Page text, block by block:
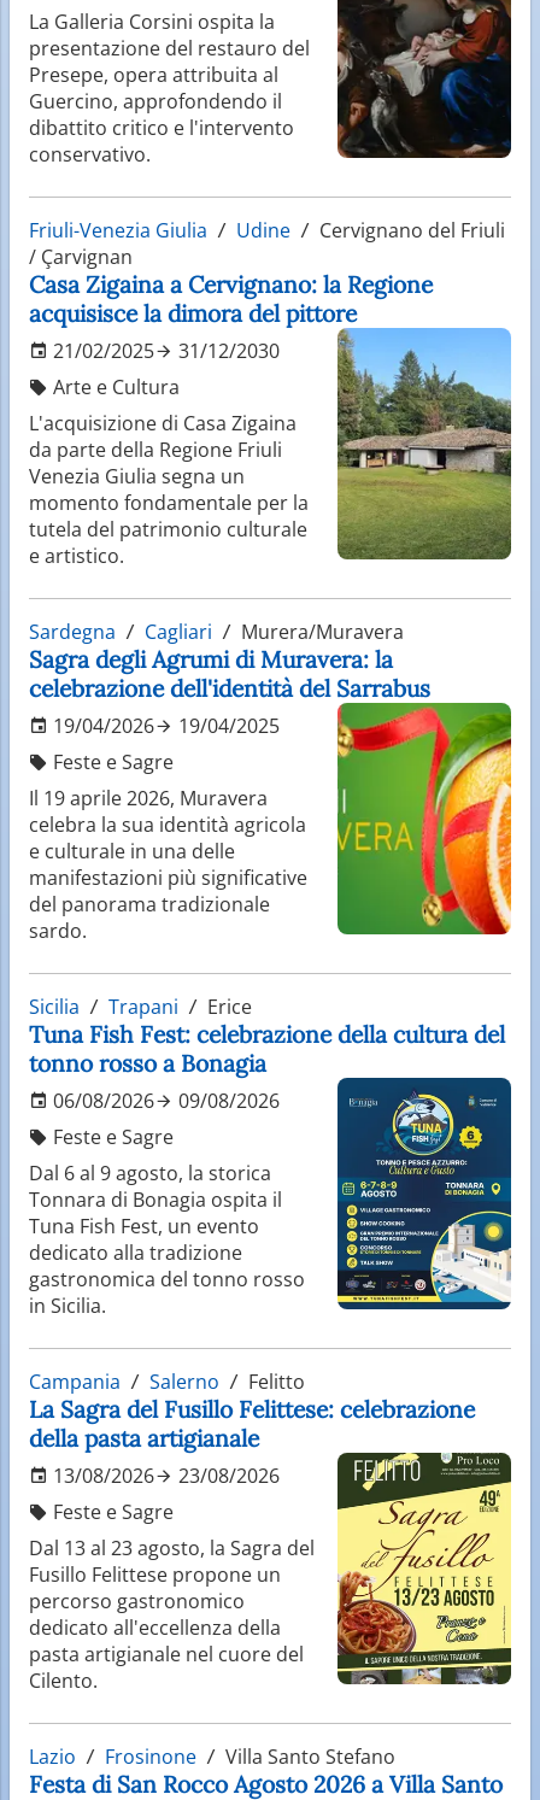
La Galleria Corsini ospita la
presentazione del restauro del
Presepe, opera attribuita al
Guercino, approfondendo il
dibattito critico e l'intervento
conservativo.
Friuli-Venezia Giulia Udine
Cervignano del Friuli
/ Çarvignan
Casa Zigaina a Cervignano: la Regione
acquisisce la dimora del pittore
21/02/2025
31/12/2030
Arte e Cultura
L'acquisizione di Casa Zigaina
da parte della Regione Friuli
Venezia Giulia segna un
momento fondamentale per la
tutela del patrimonio culturale
e artistico.
Sardegna Cagliari Murera/Muravera
Sagra degli Agrumi di Muravera: la
celebrazione dell'identità del Sarrabus
19/04/2026
19/04/2025
Feste e Sagre
Il 19 aprile 2026, Muravera
celebra la sua identità agricola
e culturale in una delle
manifestazioni più significative
del panorama tradizionale
sardo.
Sicilia Trapani Erice
Tuna Fish Fest: celebrazione della cultura del
tonno rosso a Bonagia
06/08/2026
09/08/2026
Feste e Sagre
Dal 6 al 9 agosto, la storica
Tonnara di Bonagia ospita il
Tuna Fish Fest, un evento
dedicato alla tradizione
gastronomica del tonno rosso
in Sicilia.
Campania Salerno Felitto
La Sagra del Fusillo Felittese: celebrazione
della pasta artigianale
13/08/2026
23/08/2026
Feste e Sagre
Dal 13 al 23 agosto, la Sagra del
Fusillo Felittese propone un
percorso gastronomico
dedicato all'eccellenza della
pasta artigianale nel cuore del
Cilento.
Lazio Frosinone Villa Santo Stefano
Festa di San Rocco Agosto 2026 a Villa Santo